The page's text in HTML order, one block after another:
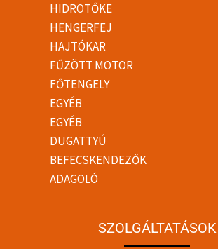
HIDROTŐKE
HENGERFEJ
HAJTÓKAR
FŰZÖTT MOTOR
FŐTENGELY
EGYÉB
EGYÉB
DUGATTYÚ
BEFECSKENDEZŐK
ADAGOLÓ
SZOLGÁLTATÁSOK